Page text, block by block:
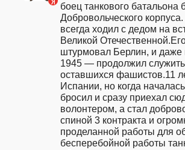
боец танкового батальона
Добровольческого
всегда ходил с дедом на
Великой
штурмовал Берлин, и даже
1945 — продолжил
оставшихся фашистов.11
Испании, но когда
бросил и сразу приехал
волонтером, а стал
спиной 3 контракта и
проделанной работы для
бесперебойной работы